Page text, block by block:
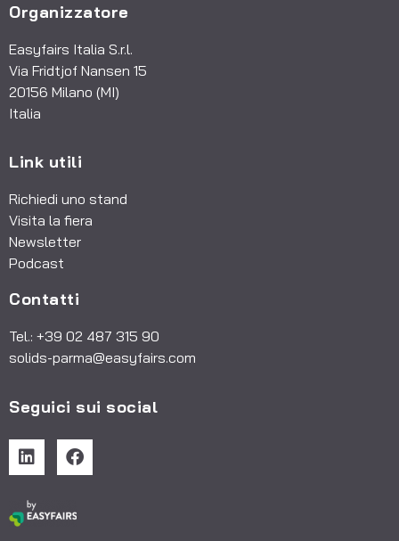
Organizzatore
Easyfairs Italia S.r.l.
Via Fridtjof Nansen 15
20156 Milano (MI)
Italia
Link utili
Richiedi uno stand
Visita la fiera
Newsletter
Podcast
Contatti
Tel.: +39 02 487 315 90
solids-parma@easyfairs.com
Seguici sui social